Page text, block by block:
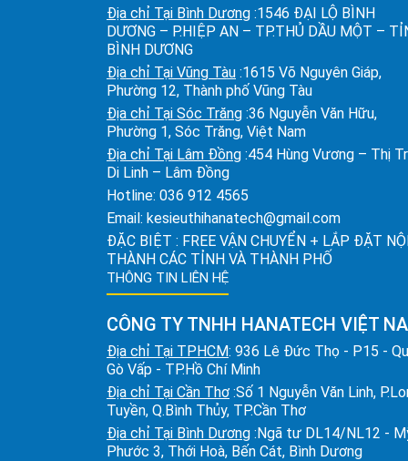
Địa chỉ Tại Bình Dương :1546 ĐẠI LỘ BÌNH
DƯƠNG – P.HIỆP AN – TP.THỦ DẦU MỘT –
BÌNH DƯƠNG
Địa chỉ Tại Vũng Tàu :1615 Võ Nguyên Giáp,
Phường 12, Thành phố Vũng Tàu
Địa chỉ Tại Sóc Trăng :36 Nguyễn Văn Hữu,
Phường 1, Sóc Trăng, Việt Nam
Địa chỉ Tại Lâm Đồng :454 Hùng Vương – Thị
Di Linh – Lâm Đồng
Hotline: 036 912 4565
Email: kesieuthihanatech@gmail.com
ĐẶC BIỆT : FREE VẬN CHUYỂN + LẮP ĐẶT
THÀNH CÁC TỈNH VÀ THÀNH PHỐ
THÔNG TIN LIÊN HỆ
CÔNG TY TNHH HANATECH VIỆT
Địa chỉ Tại TPHCM: 936 Lê Đức Thọ - P15 -
Gò Vấp - TP.Hồ Chí Minh
Địa chỉ Tại Cần Thơ :Số 1 Nguyễn Văn Linh,
Tuyền, Q.Bình Thủy, TP.Cần Thơ
Địa chỉ Tại Bình Dương :Ngã tư DL14/NL12 -
Phước 3, Thới Hoà, Bến Cát, Bình Dương